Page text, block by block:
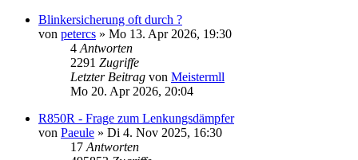
Blinkersicherung oft durch ?
von petercs » Mo 13. Apr 2026, 19:30
4 Antworten
2291 Zugriffe
Letzter Beitrag von Meistermll
Mo 20. Apr 2026, 20:04
R850R - Frage zum Lenkungsdämpfer
von Paeule » Di 4. Nov 2025, 16:30
17 Antworten